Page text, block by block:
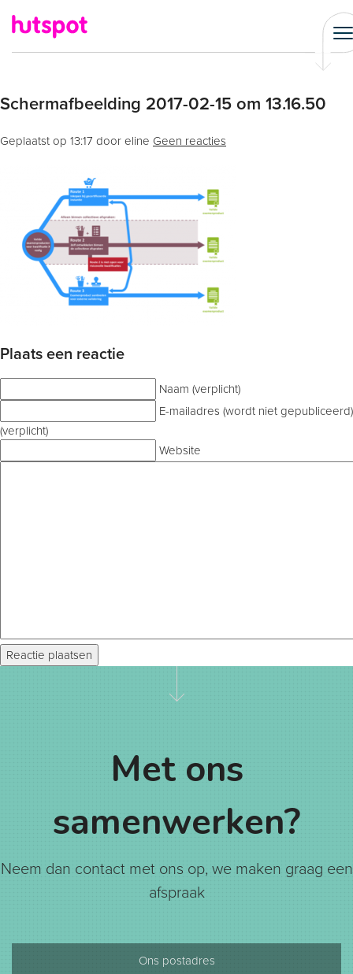
Schermafbeelding 2017-02-15 om 13.16.50
Geplaatst op 13:17 door eline Geen reacties
Plaats een reactie
Naam (verplicht)
E-mailadres (wordt niet gepubliceerd)
(verplicht)
Website
Met ons
samenwerken?
Neem dan contact met ons op, we maken graag een
afspraak
Ons postadres